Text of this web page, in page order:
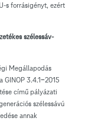
s forrásigényt, ezért
szélessáv-
Megállapodás
GINOP 3.4.1-2015
című pályázati
szélessávú
annak